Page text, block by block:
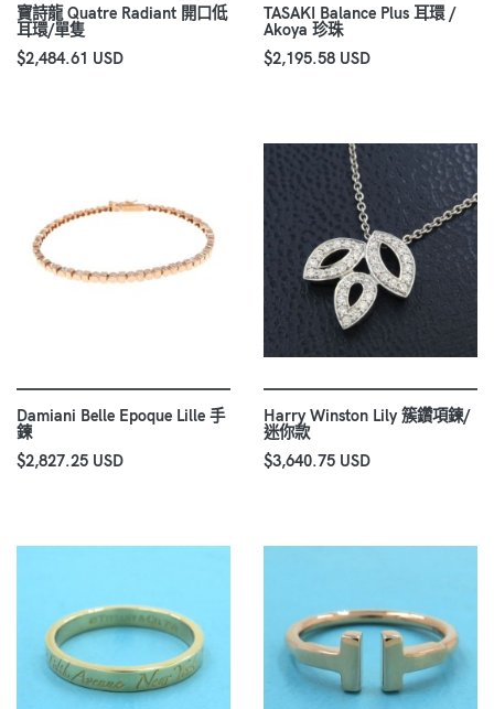
寶詩龍 Quatre Radiant 開口低
耳環/單隻
$2,484.61 USD
TASAKI Balance Plus 耳環 /
Akoya 珍珠
$2,195.58 USD
Damiani Belle Epoque Lille 手
鍊
$2,827.25 USD
Harry Winston Lily 簇鑽項鍊/
迷你款
$3,640.75 USD